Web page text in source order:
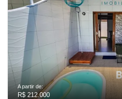
A partir de:
R$ 212.000